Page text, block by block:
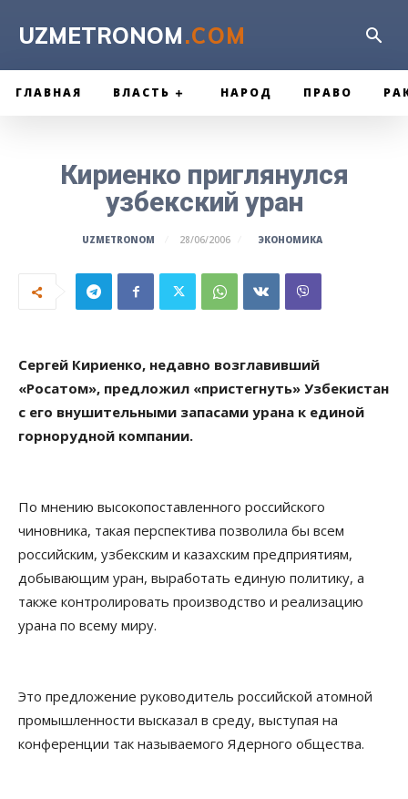
UZMETRONOM.COM
ГЛАВНАЯ ВЛАСТЬ НАРОД ПРАВО
Кириенко приглянулся
узбекский уран
UZMETRONOM 28/06/2006 ЭКОНОМИКА
Сергей Кириенко, недавно возглавивший
«Росатом», предложил «пристегнуть» Узбекистан
с его внушительными запасами урана к единой
горнорудной компании.
По мнению высокопоставленного российского
чиновника, такая перспектива позволила бы всем
российским, узбекским и казахским предприятиям,
добывающим уран, выработать единую политику, а
также контролировать производство и реализацию
урана по всему миру.
Это предложение руководитель российской атомной
промышленности высказал в среду, выступая на
конференции так называемого Ядерного общества.